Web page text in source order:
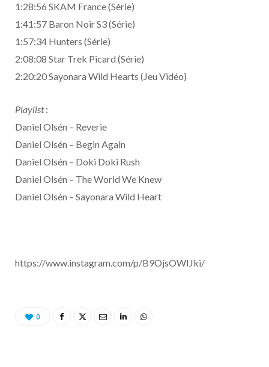
1:28:56 SKAM France (Série)
1:41:57 Baron Noir S3 (Série)
1:57:34 Hunters (Série)
2:08:08 Star Trek Picard (Série)
2:20:20 Sayonara Wild Hearts (Jeu Vidéo)
Playlist:
Daniel Olsén – Reverie
Daniel Olsén – Begin Again
Daniel Olsén – Doki Doki Rush
Daniel Olsén – The World We Knew
Daniel Olsén – Sayonara Wild Heart
https://www.instagram.com/p/B9OjsOWIJki/
0